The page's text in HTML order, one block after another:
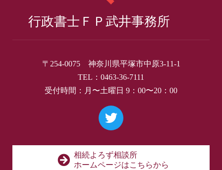
行政書士ＦＰ武井事務所
〒254-0075 神奈川県平塚市中原3-11-1
TEL：0463-36-7111
受付時間：月〜土曜日 9：00〜20：00
相続よろず相談所
ホームページはこちらから